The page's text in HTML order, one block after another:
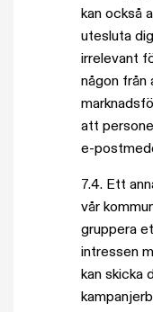
kan också
utesluta
irrelevant
någon från
att
e-
7.4. Ett
vår
gruppera
intressen
kan skicka